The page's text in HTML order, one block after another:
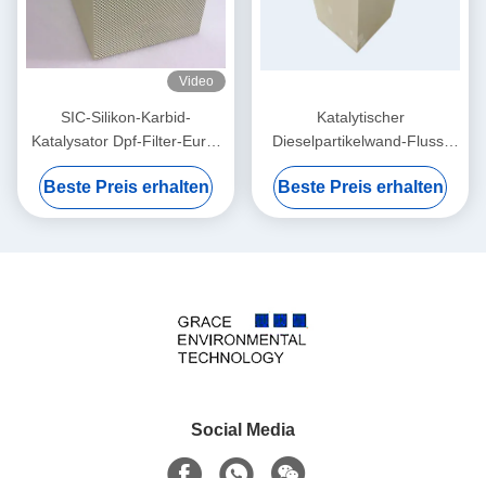
Video
SIC-Silikon-Karbid-
Katalysator Dpf-Filter-Euro-
Auto zerteilt niedriger
Koeffizient-thermische
Expansion
Beste Preis erhalten
Katalytischer
Dieselpartikelwand-Fluss-
keramisches Kern filter
CDpf-Katalysator-24 400 bis
600 CPSI
Beste Preis erhalten
Social Media